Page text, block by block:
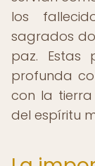
los
sagrados
paz. Estas
profunda
con la
del espíritu